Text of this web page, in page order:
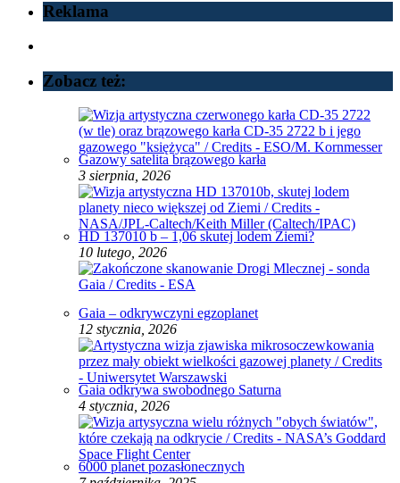
Reklama
Zobacz też:
Gazowy satelita brązowego karła
3 sierpnia, 2026
HD 137010 b – 1,06 skutej lodem Ziemi?
10 lutego, 2026
Gaia – odkrywczyni egzoplanet
12 stycznia, 2026
Gaia odkrywa swobodnego Saturna
4 stycznia, 2026
6000 planet pozasłonecznych